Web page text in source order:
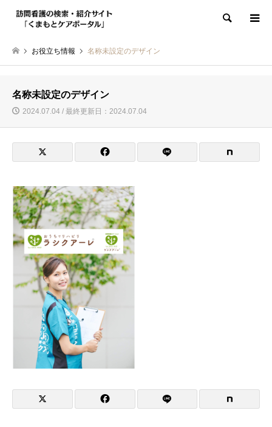
検索
お役立ち情報 名称未設定のデザイン
名称未設定のデザイン
2024.07.04 / 最終更新日：2024.07.04